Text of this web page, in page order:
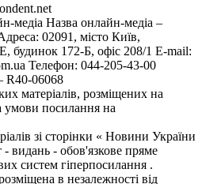
медіа Назва онлайн-медіа –
02091, місто Київ,
172-Б, офіс 208/1 E-mail:
Телефон: 044-205-43-00
R40-06068
матеріалів, розміщених на
умови посилання на
зі сторінки « Новини України
- видань - обов'язкове пряме
систем гіперпосилання .
в незалежності від